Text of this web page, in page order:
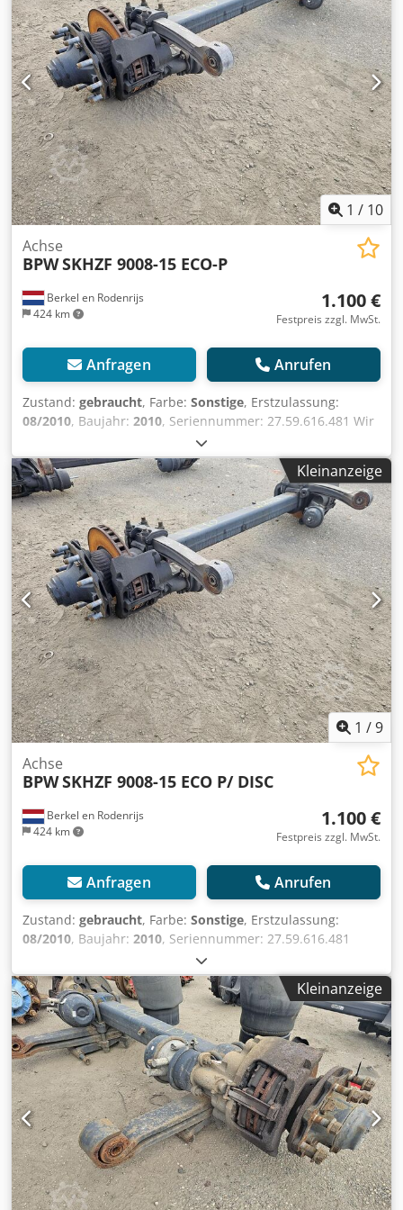
1 / 10
Berkel en Rodenrijs
424 km
Achse
BPWSKHZF 9008-15 ECO-P
1.100 €
Festpreis zzgl. MwSt.
Anfragen Anrufen
Zustand: gebraucht, Farbe: Sonstige, Erstzulassung:
08/2010, Baujahr: 2010, Seriennummer: 27.59.616.481 Wir
haben über 100 Achsen auf Lager. Cedpfx Aszr Aybom
Rjha Bitte kontaktieren Sie uns, falls Sie nicht das finden,
wonach Sie suchen.
Kleinanzeige
1 /9
Berkel en Rodenrijs
424 km
Achse
BPWSKHZF 9008-15 ECO P/ DISC
1.100 €
Festpreis zzgl. MwSt.
Anfragen Anrufen
Zustand: gebraucht, Farbe: Sonstige, Erstzulassung:
08/2010, Baujahr: 2010, Seriennummer: 27.59.616.481
Chsdpfezr Awyjx Am Rsa Wir haben über 100 Achsen auf
Lager. Bitte kontaktieren Sie uns, falls Sie nicht das finden,
wonach Sie suchen.
Kleinanzeige